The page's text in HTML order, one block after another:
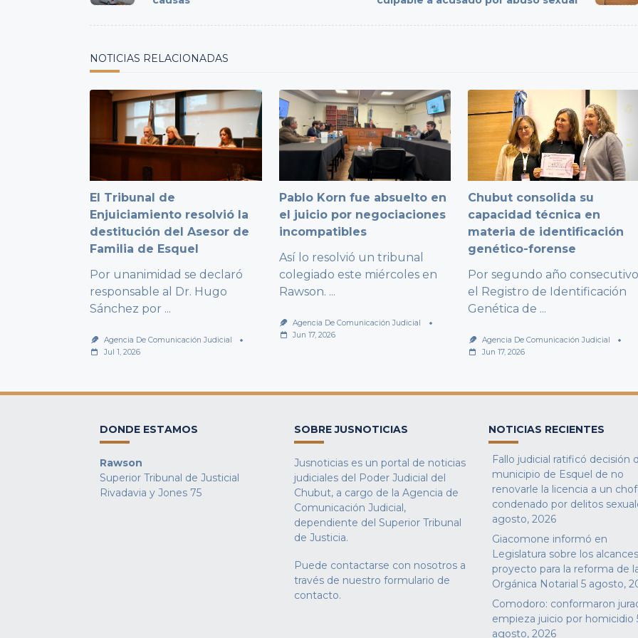
NOTICIAS RELACIONADAS
El Tribunal de
Enjuiciamiento resolvió la
destitución del Asesor de
Familia de Esquel
Por unanimidad se declaró
responsable al Dr. Hugo
Sánchez por ...
Agencia De Comunicación Judicial
Jul 1, 2026
Pablo Korn fue absuelto en
el juicio por negociaciones
incompatibles
Así lo resolvió un tribunal
colegiado este miércoles en
Rawson. ...
Agencia De Comunicación Judicial
Jun 17, 2026
Chubut consolida su
capacidad técnica en
materia de identificación
genético-forense
Por segundo año
el Registro de Identificación
Genética de ...
Agencia De Comunicación Judicial
Jun 17, 2026
DONDE ESTAMOS
Rawson
Superior Tribunal de Justicial
Rivadavia y Jones 75
SOBRE JUSNOTICIAS
Jusnoticias es un portal de noticias
judiciales del Poder Judicial del
Chubut, a cargo de la Agencia de
Comunicación Judicial,
dependiente del Superior Tribunal
de Justicia.
Puede contactarse con nosotros a
través de nuestro formulario de
contacto.
NOTICIAS RECIENTES
Fallo judicial ratificó decisión
municipio de Esquel de no
renovarle la licencia a un
condenado por delitos
agosto, 2026
Giacomone informó en
Legislatura sobre los
proyecto para la reforma de
Orgánica Notarial 5 agosto,
Comodoro: conformaron
empieza juicio por homicidio
agosto, 2026